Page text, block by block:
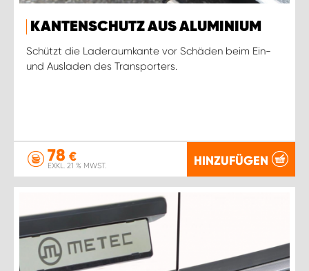
KANTENSCHUTZ AUS ALUMINIUM
Schützt die Laderaumkante vor Schäden beim Ein-
und Ausladen des Transporters.
78 €
EXKL. 21 % MWST. HINZUFÜGEN